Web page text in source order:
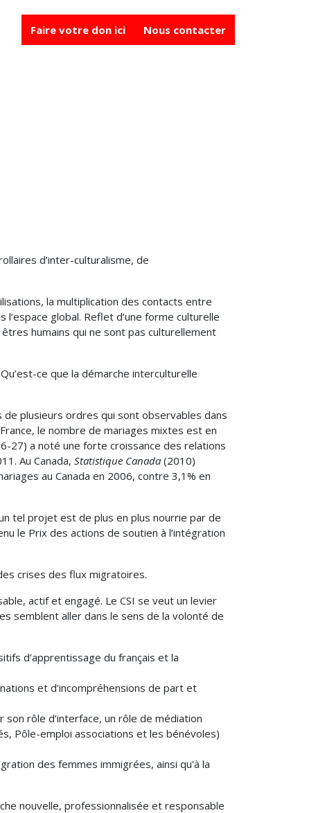
Faire votre don ici Nous contacter
d’inter-culturalisme, de
la multiplication des contacts entre
global. Reflet d’une forme culturelle
humains qui ne sont pas culturellement
ce que la démarche interculturelle
plusieurs ordres qui sont observables dans
le nombre de mariages mixtes est en
27) a noté une forte croissance des relations
Au Canada, Statistique Canada (2010)
au Canada en 2006, contre 3,1% en
tel projet est de plus en plus nourrie par de
le Prix des actions de soutien à l’intégration
crises des flux migratoires.
actif et engagé. Le CSI se veut un levier
semblent aller dans le sens de la volonté de
d’apprentissage du français et la
et d’incompréhensions de part et
rôle d’interface, un rôle de médiation
Pôle-emploi associations et les bénévoles)
des femmes immigrées, ainsi qu'à la
nouvelle, professionnalisée et responsable